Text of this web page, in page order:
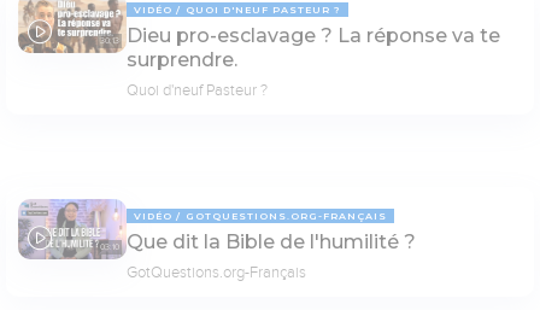
30:13
VIDÉO QUOI D'NEUF PASTEUR ?
Dieu pro-esclavage ? La réponse va te
surprendre.
Quoi d'neuf Pasteur ?
03:10
VIDÉO GOTQUESTIONS.ORG-FRANÇAIS
Que dit la Bible de l'humilité ?
GotQuestions.org-Français